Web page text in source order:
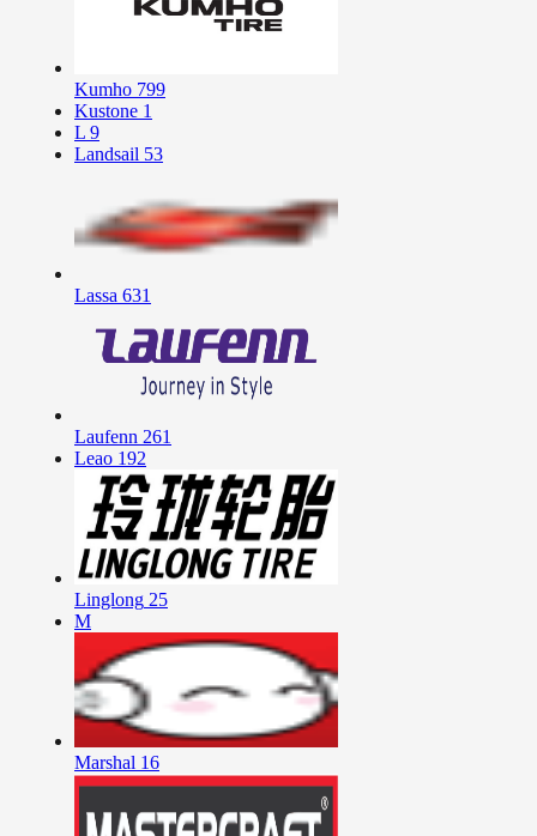
Kumho 799
Kustone 1
L 9
Landsail 53
Lassa 631
Laufenn 261
Leao 192
Linglong 25
M
Marshal 16